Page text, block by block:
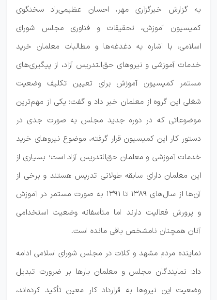
به گزارش خبرگزاری مهر، احسان عظیمی‌راد سخنگوی
کمیسیون آموزش، تحقیقات و فناوری مجلس شورای
اسلامی، با اشاره به دغدغه‌ها و مطالبات معلمان خرید
خدمات آموزشی و نیروهای حق‌التدریس آزاد، از پیگیری‌های
مستمر کمیسیون آموزش برای تعیین تکلیف وضعیت
شغلی این گروه از معلمان خبر داد و گفت: یکی از مهم‌ترین
موضوعاتی که در دوره جدید مجلس به صورت جدی در
دستور کار این کمیسیون قرار گرفته، موضوع نیروهای خرید
خدمات آموزشی و معلمان حق‌التدریس آزاد است؛ بسیاری از
این معلمان دارای سابقه طولانی تدریس هستند و برخی از
آن‌ها از سال‌های ۱۳۸۹ تا ۱۳۹۱ به صورت مستمر در آموزش
و پرورش فعالیت دارند اما متأسفانه وضعیت استخدامی
آنان همچنان نامشخص باقی مانده است.
نماینده مردم مشهد و کلات در مجلس شورای اسلامی ادامه
داد: نمایندگان مجلس و معلمان بارها بر ضرورت تبدیل
وضعیت این نیروها به قرارداد کار معین تأکید کرده‌اند،